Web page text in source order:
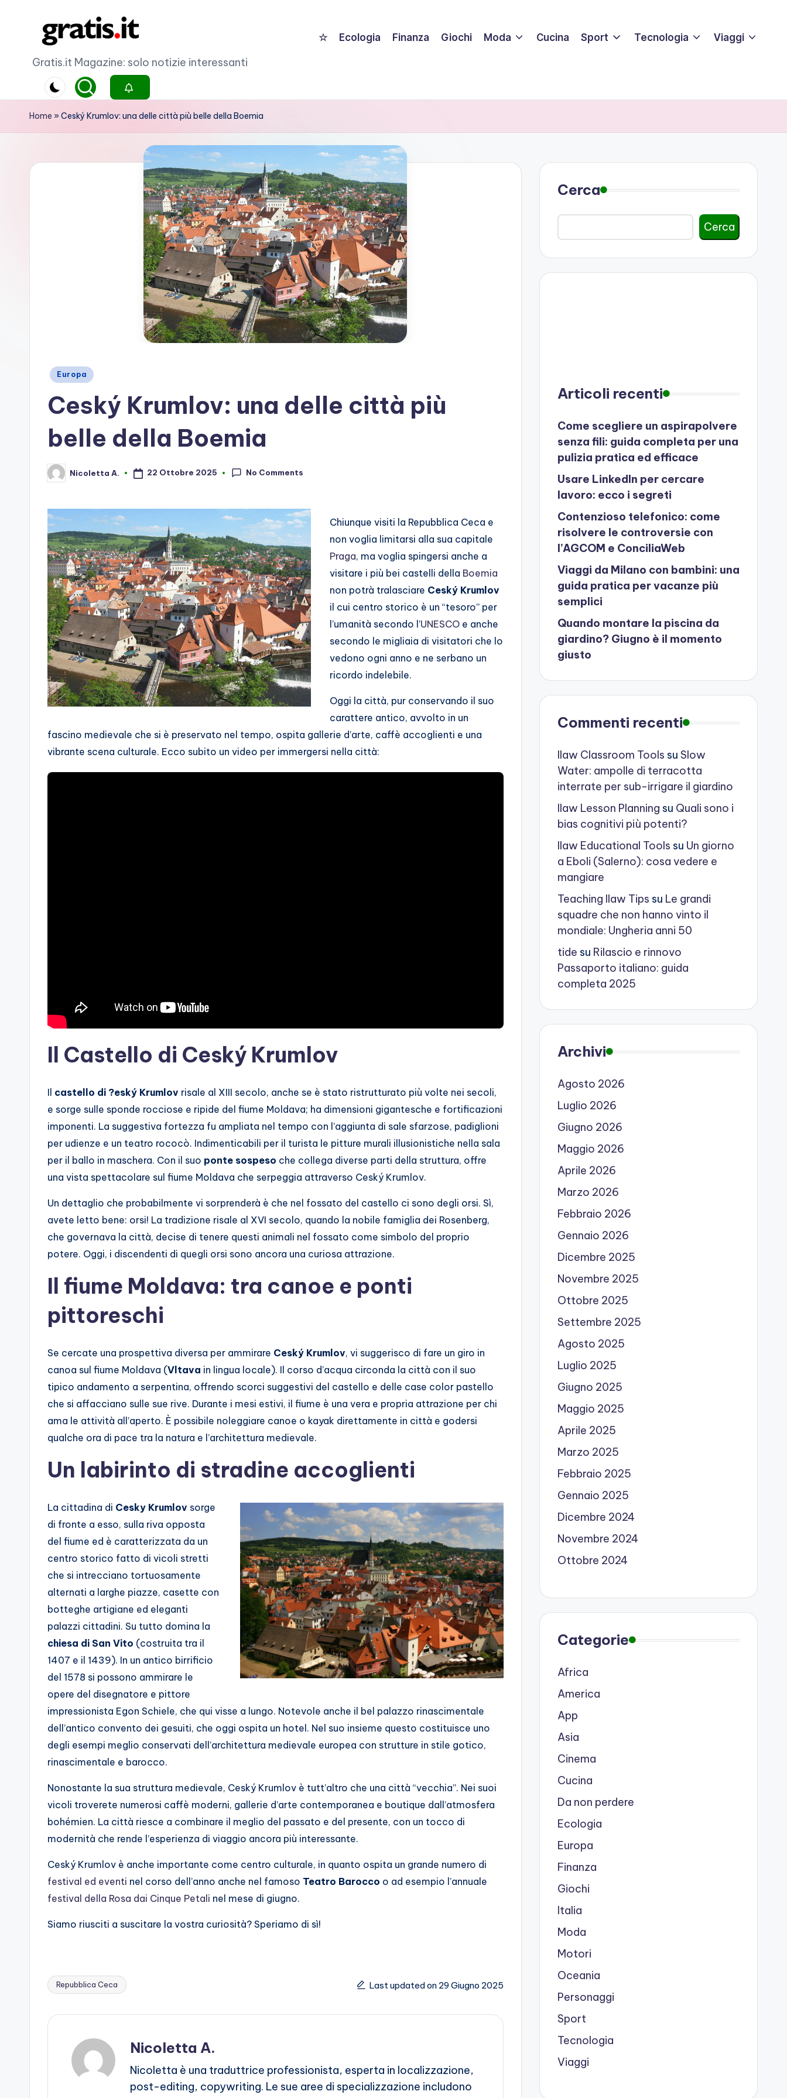
G
a
ti
s
Gratis.it Magazine: solo notizie interessanti
☆ Ecologia Finanza Giochi Moda Cucina Sport Tecnologia Viaggi
Home »Ceský Krumlov: una delle città più belle della Boemia
Posted
Europa
Ceský Krumlov: una delle città più
belle della Boemia
Posted
by
Nicoletta A. 22 Ottobre 2025 No Comments
Chiunque visiti la Repubblica Ceca e
non voglia limitarsi alla sua capitale
Praga, ma voglia spingersi anche a
visitare i più bei castelli della Boemia
non potrà tralasciare Ceský Krumlov
il cui centro storico è un “tesoro” per
l’umanità secondo l’UNESCO e anche
secondo le migliaia di visitatori che lo
vedono ogni anno e ne serbano un
ricordo indelebile.
Oggi la città, pur conservando il suo
carattere antico, avvolto in un
fascino medievale che si è preservato nel tempo, ospita gallerie d’arte, caffè accoglienti e una
vibrante scena culturale. Ecco subito un video per immergersi nella città:
Il Castello di Ceský Krumlov
Il castello di ?eský Krumlov risale al XIII secolo, anche se è stato ristrutturato più volte nei secoli,
e sorge sulle sponde rocciose e ripide del fiume Moldava; ha dimensioni gigantesche e fortificazioni
imponenti. La suggestiva fortezza fu ampliata nel tempo con l’aggiunta di sale sfarzose, padiglioni
per udienze e un teatro rococò. Indimenticabili per il turista le pitture murali illusionistiche nella sala
per il ballo in maschera. Con il suo ponte sospeso che collega diverse parti della struttura, offre
una vista spettacolare sul fiume Moldava che serpeggia attraverso Ceský Krumlov.
Un dettaglio che probabilmente vi sorprenderà è che nel fossato del castello ci sono degli orsi. Sì,
avete letto bene: orsi! La tradizione risale al XVI secolo, quando la nobile famiglia dei Rosenberg,
che governava la città, decise di tenere questi animali nel fossato come simbolo del proprio
potere. Oggi, i discendenti di quegli orsi sono ancora una curiosa attrazione.
Il fiume Moldava: tra canoe e ponti
pittoreschi
Se cercate una prospettiva diversa per ammirare Ceský Krumlov, vi suggerisco di fare un giro in
canoa sul fiume Moldava (Vltava in lingua locale). Il corso d’acqua circonda la città con il suo
tipico andamento a serpentina, offrendo scorci suggestivi del castello e delle case color pastello
che si affacciano sulle sue rive. Durante i mesi estivi, il fiume è una vera e propria attrazione per chi
ama le attività all’aperto. È possibile noleggiare canoe o kayak direttamente in città e godersi
qualche ora di pace tra la natura e l’architettura medievale.
Un labirinto di stradine accoglienti
La cittadina di Cesky Krumlov sorge
di fronte a esso, sulla riva opposta
del fiume ed è caratterizzata da un
centro storico fatto di vicoli stretti
che si intrecciano tortuosamente
alternati a larghe piazze, casette con
botteghe artigiane ed eleganti
palazzi cittadini. Su tutto domina la
chiesa di San Vito (costruita tra il
1407 e il 1439). In un antico birrificio
del 1578 si possono ammirare le
opere del disegnatore e pittore
impressionista Egon Schiele, che qui visse a lungo. Notevole anche il bel palazzo rinascimentale
dell’antico convento dei gesuiti, che oggi ospita un hotel. Nel suo insieme questo costituisce uno
degli esempi meglio conservati dell’architettura medievale europea con strutture in stile gotico,
rinascimentale e barocco.
Nonostante la sua struttura medievale, Ceský Krumlov è tutt’altro che una città “vecchia”. Nei suoi
vicoli troverete numerosi caffè moderni, gallerie d’arte contemporanea e boutique dall’atmosfera
bohémien. La città riesce a combinare il meglio del passato e del presente, con un tocco di
modernità che rende l’esperienza di viaggio ancora più interessante.
Ceský Krumlov è anche importante come centro culturale, in quanto ospita un grande numero di
festival ed eventi nel corso dell’anno anche nel famoso Teatro Barocco o ad esempio l’annuale
festival della Rosa dai Cinque Petali nel mese di giugno.
Siamo riusciti a suscitare la vostra curiosità? Speriamo di sì!
Tags:
Repubblica Ceca Last updated on 29 Giugno 2025
Nicoletta A.
Nicoletta è una traduttrice professionista, esperta in localizzazione,
post-editing, copywriting. Le sue aree di specializzazione includono
Cerca
Cerca
Articoli recenti
Come scegliere un aspirapolvere
senza fili: guida completa per una
pulizia pratica ed efficace
Usare LinkedIn per cercare
lavoro: ecco i segreti
Contenzioso telefonico: come
risolvere le controversie con
l’AGCOM e ConciliaWeb
Viaggi da Milano con bambini: una
guida pratica per vacanze più
semplici
Quando montare la piscina da
giardino? Giugno è il momento
giusto
Commenti recenti
Ilaw Classroom Tools su Slow
Water: ampolle di terracotta
interrate per sub-irrigare il giardino
Ilaw Lesson Planning su Quali sono i
bias cognitivi più potenti?
Ilaw Educational Tools su Un giorno
a Eboli (Salerno): cosa vedere e
mangiare
Teaching Ilaw Tips su Le grandi
squadre che non hanno vinto il
mondiale: Ungheria anni 50
tide su Rilascio e rinnovo
Passaporto italiano: guida
completa 2025
Archivi
Agosto 2026
Luglio 2026
Giugno 2026
Maggio 2026
Aprile 2026
Marzo 2026
Febbraio 2026
Gennaio 2026
Dicembre 2025
Novembre 2025
Ottobre 2025
Settembre 2025
Agosto 2025
Luglio 2025
Giugno 2025
Maggio 2025
Aprile 2025
Marzo 2025
Febbraio 2025
Gennaio 2025
Dicembre 2024
Novembre 2024
Ottobre 2024
Categorie
Africa
America
App
Asia
Cinema
Cucina
Da non perdere
Ecologia
Europa
Finanza
Giochi
Italia
Moda
Motori
Oceania
Personaggi
Sport
Tecnologia
Viaggi